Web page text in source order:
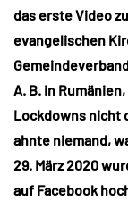
das erste Video
evangelischen
A. B. in
Lockdowns nicht
ahnte niemand,
29. März 2020
auf Facebook